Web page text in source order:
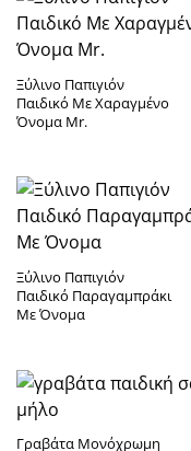
Ξύλινο Παπιγιόν
Παιδικό Με Χαραγμένο
Όνομα Mr.
Ξύλινο Παπιγιόν
Παιδικό Παραγαμπράκι
Με Όνομα
στην
Γραβάτα Μονόχρωμη